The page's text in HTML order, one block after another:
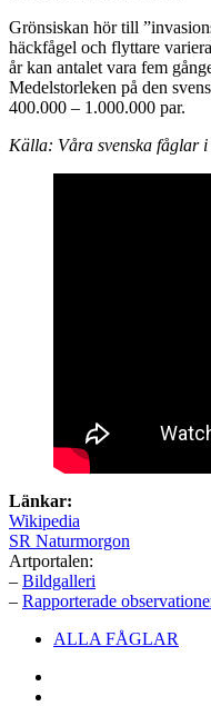
Grönsiskan hör till
häckfågel och flyttare
år kan antalet vara fem
Medelstorleken på den
400.000 – 1.000.000 par.
Källa: Våra svenska fåglar
Länkar:
Wikipedia
SR Naturmorgon
Artportalen:
– Bildgalleri
– Rapporterade
Sidfotsmeny
ALLA FÅGLAR